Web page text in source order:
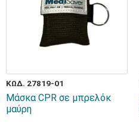
ΚΩΔ. 27819-01
Μάσκα CPR σε μπρελόκ
μαύρη